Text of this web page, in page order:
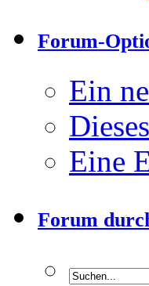
Forum-
Ein
Eine
Forum